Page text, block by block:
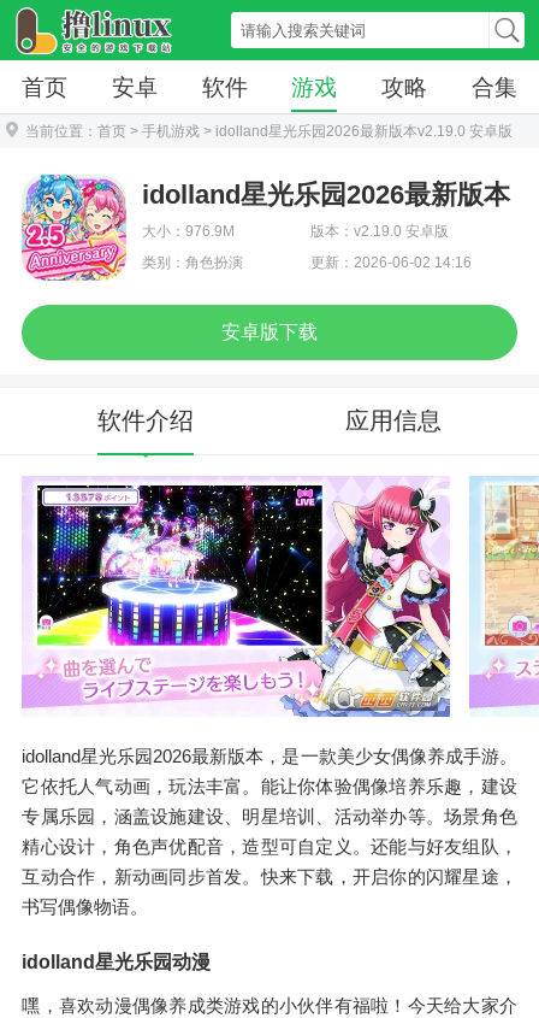
首页 安卓 软件 游戏 攻略 合集
当前位置： 首页 > 手机游戏 > idolland星光乐园2026最新版本v2.19.0 安卓版
idolland星光乐园2026最新版本
大小：976.9M
版本：v2.19.0 安卓版
类别：角色扮演
更新：2026-06-02 14:16
安卓版下载
软件介绍 应用信息
idolland星光乐园2026最新版本，是一款美少女偶像养成手游。
它依托人气动画，玩法丰富。能让你体验偶像培养乐趣，建设
专属乐园，涵盖设施建设、明星培训、活动举办等。场景角色
精心设计，角色声优配音，造型可自定义。还能与好友组队，
互动合作，新动画同步首发。快来下载，开启你的闪耀星途，
书写偶像物语。
idolland星光乐园动漫
嘿，喜欢动漫偶像养成类游戏的小伙伴有福啦！今天给大家介